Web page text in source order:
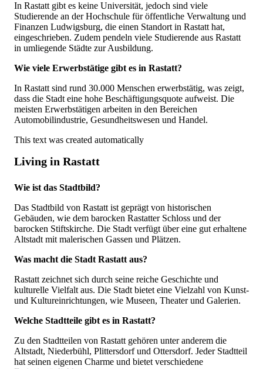
In Rastatt gibt es keine Universität, jedoch sind viele
Studierende an der Hochschule für öffentliche Verwaltung und
Finanzen Ludwigsburg, die einen Standort in Rastatt hat,
eingeschrieben. Zudem pendeln viele Studierende aus Rastatt
in umliegende Städte zur Ausbildung.
Wie viele Erwerbstätige gibt es in Rastatt?
In Rastatt sind rund 30.000 Menschen erwerbstätig, was zeigt,
dass die Stadt eine hohe Beschäftigungsquote aufweist. Die
meisten Erwerbstätigen arbeiten in den Bereichen
Automobilindustrie, Gesundheitswesen und Handel.
This text was created automatically
Living in Rastatt
Wie ist das Stadtbild?
Das Stadtbild von Rastatt ist geprägt von historischen
Gebäuden, wie dem barocken Rastatter Schloss und der
barocken Stiftskirche. Die Stadt verfügt über eine gut erhaltene
Altstadt mit malerischen Gassen und Plätzen.
Was macht die Stadt Rastatt aus?
Rastatt zeichnet sich durch seine reiche Geschichte und
kulturelle Vielfalt aus. Die Stadt bietet eine Vielzahl von Kunst-
und Kultureinrichtungen, wie Museen, Theater und Galerien.
Welche Stadtteile gibt es in Rastatt?
Zu den Stadtteilen von Rastatt gehören unter anderem die
Altstadt, Niederbühl, Plittersdorf und Ottersdorf. Jeder Stadtteil
hat seinen eigenen Charme und bietet verschiedene